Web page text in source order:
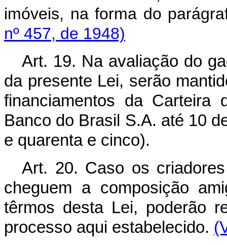
imóveis, na forma do
nº 457, de 1948)
Art. 19. Na avaliação do
da presente Lei, serão
financiamentos da Carteira
Banco do Brasil S.A. até 10
e quarenta e cinco).
Art. 20. Caso os
cheguem a composição
têrmos desta Lei, poderão
processo aqui estabelecido.